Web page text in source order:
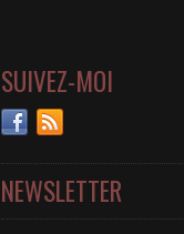
SUIVEZ-MOI
NEWSLETTER